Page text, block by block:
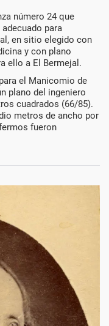
número 24 que
para
en sitio elegido con
y con plano
ello a El Bermejal.
el Manicomio de
plano del ingeniero
cuadrados (66/85).
metros de ancho por
fueron